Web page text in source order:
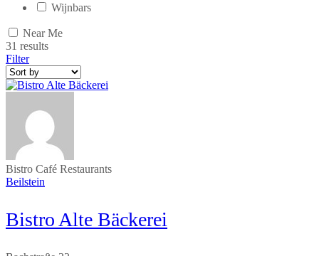
Wijnbars
Near Me
31 results
Filter
Bistro Café Restaurants
Beilstein
Bistro Alte Bäckerei